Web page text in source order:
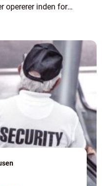
opererer inden for